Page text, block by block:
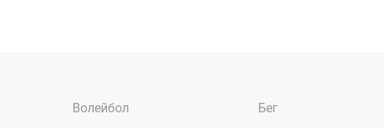
Волейбол Бег